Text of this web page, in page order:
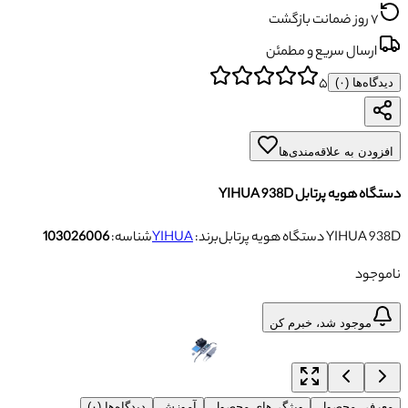
۷ روز ضمانت بازگشت
ارسال سریع و مطمئن
دیدگاه‌ها (۰) ۵
افزودن به علاقه‌مندی‌ها
دستگاه هویه پرتابل YIHUA 938D
دستگاه هویه پرتابل YIHUA 938D
برند:YIHUAشناسه:103026006
ناموجود
موجود شد، خبرم کن